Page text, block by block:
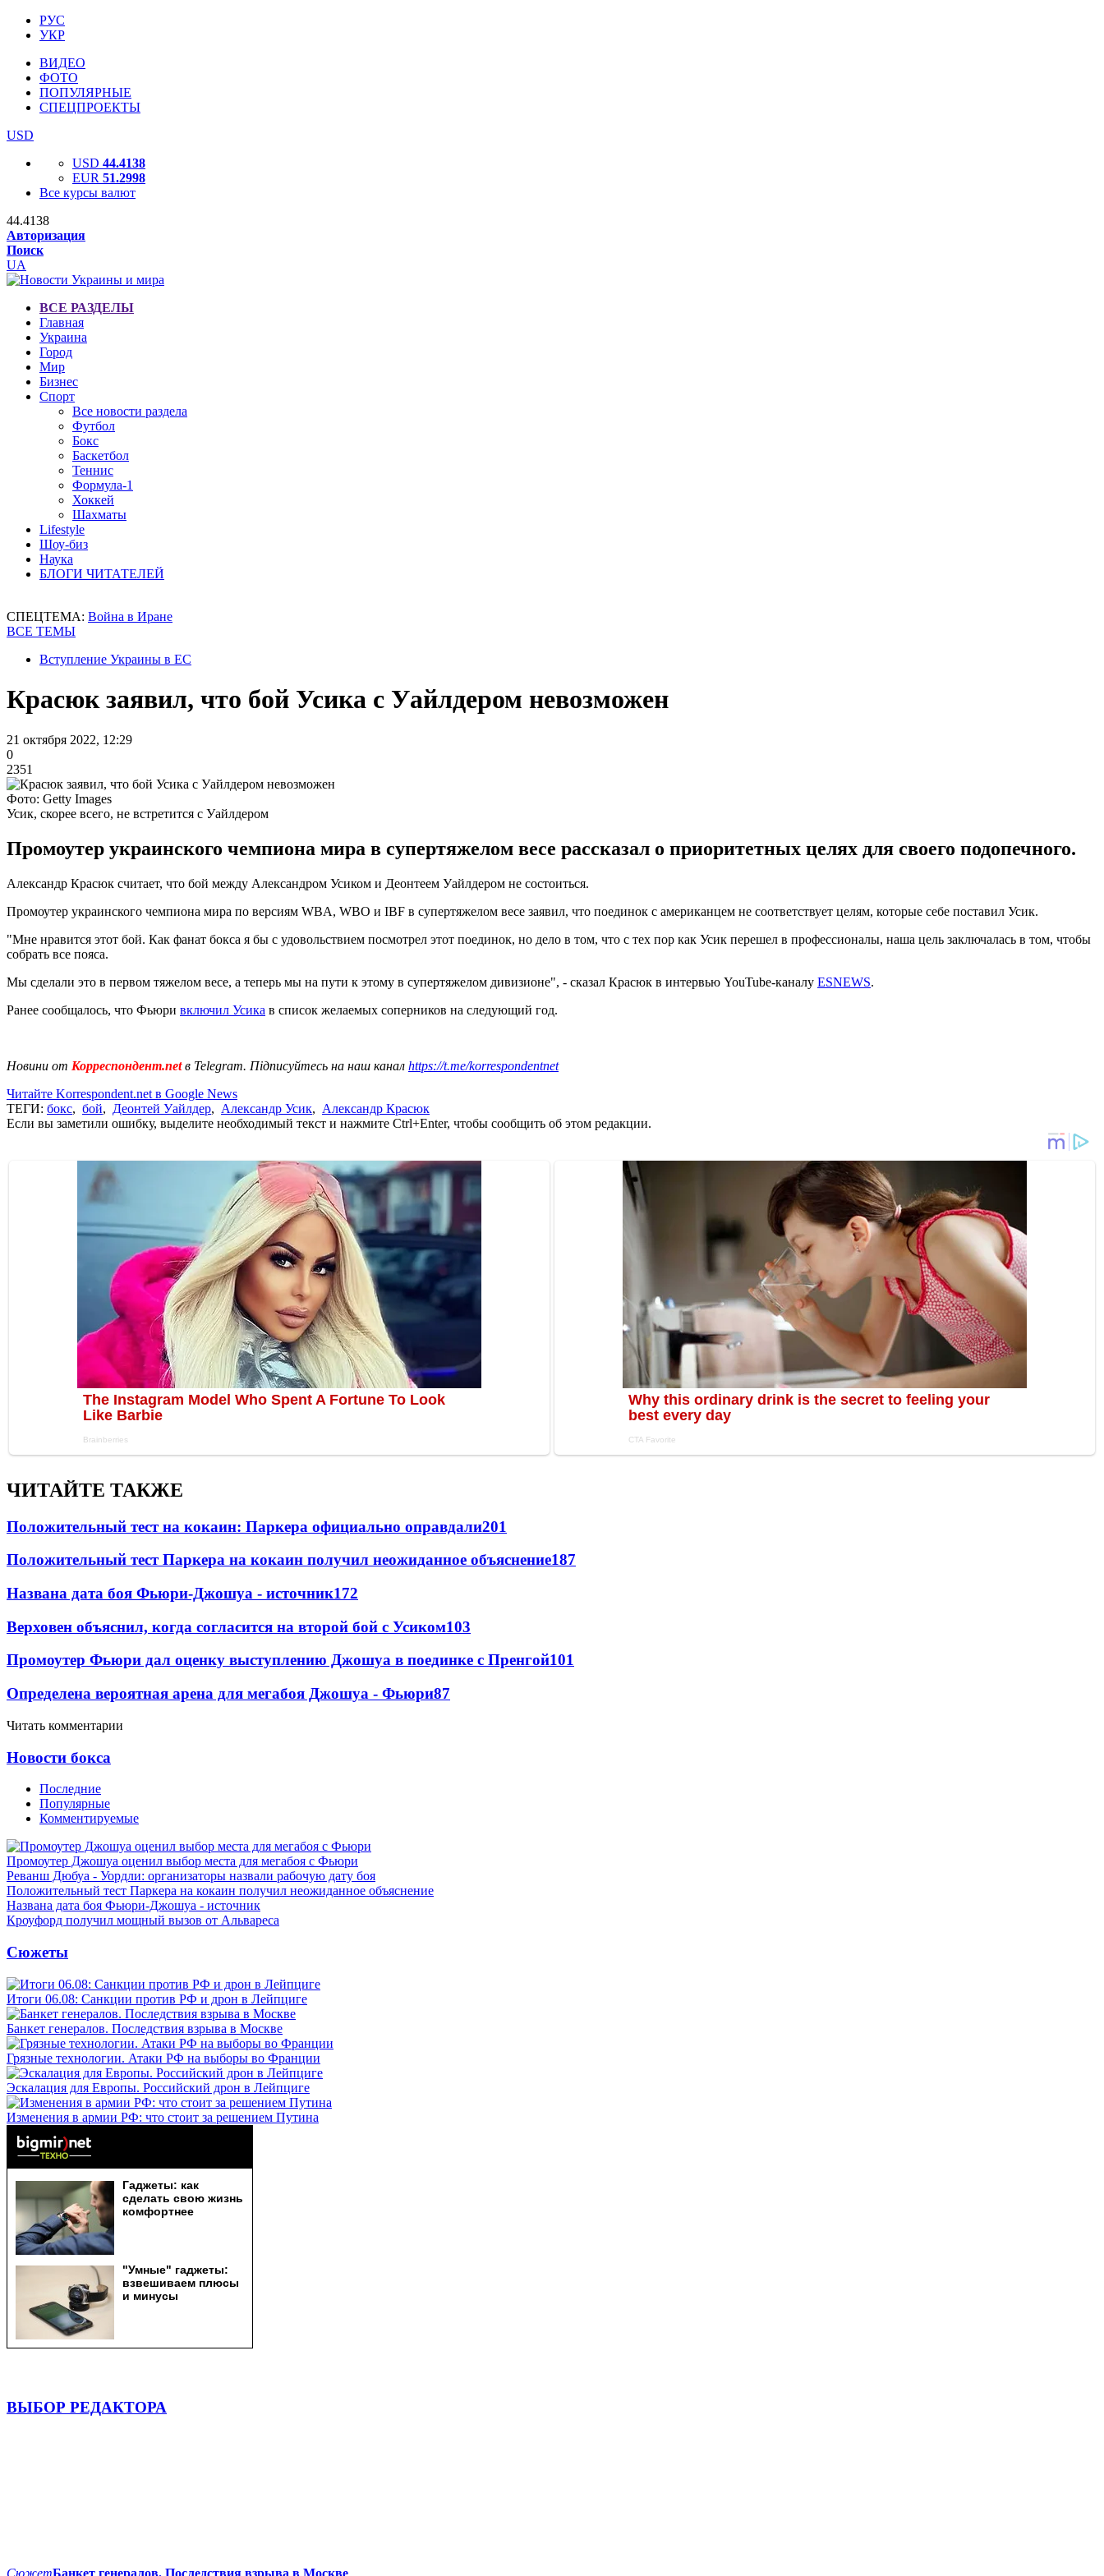
РУС
УКР
ВИДЕО
ФОТО
ПОПУЛЯРНЫЕ
СПЕЦПРОЕКТЫ
USD
USD 44.4138
EUR 51.2998
Все курсы валют
44.4138
Авторизация
Поиск
UA
ВСЕ РАЗДЕЛЫ
Главная
Украина
Город
Мир
Бизнес
Спорт
Все новости раздела
Футбол
Бокс
Баскетбол
Теннис
Формула-1
Хоккей
Шахматы
Lifestyle
Шоу-биз
Наука
БЛОГИ ЧИТАТЕЛЕЙ
СПЕЦТЕМА: Война в Иране
ВСЕ ТЕМЫ
Вступление Украины в ЕС
Красюк заявил, что бой Усика с Уайлдером невозможен
21 октября 2022, 12:29
0
2351
Фото: Getty Images
Усик, скорее всего, не встретится с Уайлдером
Промоутер украинского чемпиона мира в супертяжелом весе рассказал о приоритетных целях для своего подопечного.
Александр Красюк считает, что бой между Александром Усиком и Деонтеем Уайлдером не состоиться.
Промоутер украинского чемпиона мира по версиям WBA, WBO и IBF в супертяжелом весе заявил, что поединок с американцем не соответствует целям, которые себе поставил Усик.
"Мне нравится этот бой. Как фанат бокса я бы с удовольствием посмотрел этот поединок, но дело в том, что с тех пор как Усик перешел в профессионалы, наша цель заключалась в том, чтобы
собрать все пояса.
Мы сделали это в первом тяжелом весе, а теперь мы на пути к этому в супертяжелом дивизионе", - сказал Красюк в интервью YouTube-каналу ESNEWS.
Ранее сообщалось, что Фьюри включил Усика в список желаемых соперников на следующий год.
Новини от Корреспондент.netв Telegram. Підписуйтесь на наш канал https://t.me/korrespondentnet
Читайте Korrespondent.net в Google News
ТЕГИ: бокс, бой, Деонтей Уайлдер, Александр Усик, Александр Красюк
Если вы заметили ошибку, выделите необходимый текст и нажмите Ctrl+Enter, чтобы сообщить об этом редакции.
ЧИТАЙТЕ ТАКЖЕ
Положительный тест на кокаин: Паркера официально оправдали201
Положительный тест Паркера на кокаин получил неожиданное объяснение187
Названа дата боя Фьюри-Джошуа - источник172
Верховен объяснил, когда согласится на второй бой с Усиком103
Промоутер Фьюри дал оценку выступлению Джошуа в поединке с Пренгой101
Определена вероятная арена для мегабоя Джошуа - Фьюри87
Читать комментарии
Новости бокса
Последние
Популярные
Комментируемые
Промоутер Джошуа оценил выбор места для мегабоя с Фьюри
Реванш Дюбуа - Уордли: организаторы назвали рабочую дату боя
Положительный тест Паркера на кокаин получил неожиданное объяснение
Названа дата боя Фьюри-Джошуа - источник
Кроуфорд получил мощный вызов от Альвареса
Сюжеты
Итоги 06.08: Санкции против РФ и дрон в Лейпциге
Банкет генералов. Последствия взрыва в Москве
Грязные технологии. Атаки РФ на выборы во Франции
Эскалация для Европы. Российский дрон в Лейпциге
Изменения в армии РФ: что стоит за решением Путина
ВЫБОР РЕДАКТОРА